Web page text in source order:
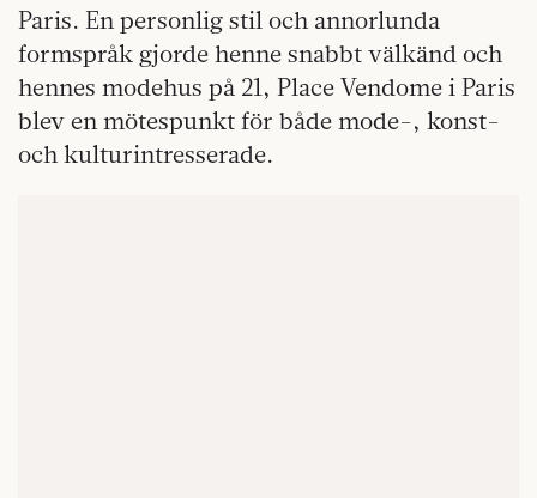
Paris. En personlig stil och annorlunda
formspråk gjorde henne snabbt välkänd och
hennes modehus på 21, Place Vendome i Paris
blev en mötespunkt för både mode-, konst-
och kulturintresserade.